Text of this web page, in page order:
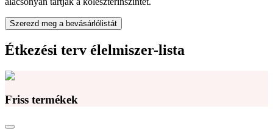
Szerezd meg a bevásárlólistát
Étkezési terv élelmiszer-lista
Friss termékek